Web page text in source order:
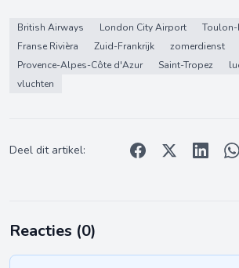
British Airways London City Airport
Toulon-
Franse Rivièra
Zuid-Frankrijk zomerdienst
Provence-Alpes-Côte d'Azur
Saint-Tropez
vluchten
Deel dit artikel:
Reacties (0)